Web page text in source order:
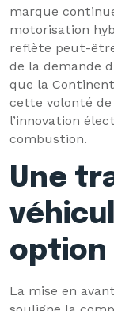
marque
motorisation
reflète peut-
de la demande
que la
cette volonté de
l’innovation
combustion.
Une
option
La mise en